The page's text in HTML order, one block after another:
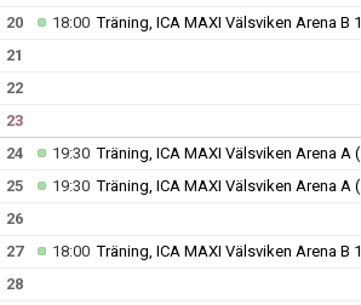
20
18:00Träning, ICA MAXI Välsviken Arena B
21
22
23
24 19:30Träning, ICA MAXI Välsviken Arena A
25
19:30Träning, ICA MAXI Välsviken Arena A
26
27
18:00Träning, ICA MAXI Välsviken Arena B
28